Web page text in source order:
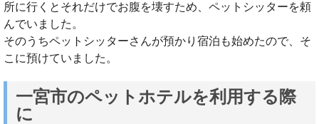
所に行くとそれだけでお腹を壊すため、ペットシッターを頼
んでいました。
そのうちペットシッターさんが預かり宿泊も始めたので、そ
こに預けていました。
一宮市のペットホテルを利用する際
に